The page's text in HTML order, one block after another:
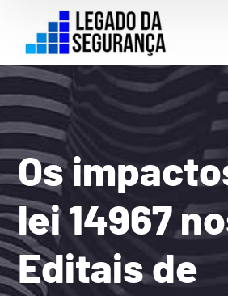
Os
lei 14967
Editais de